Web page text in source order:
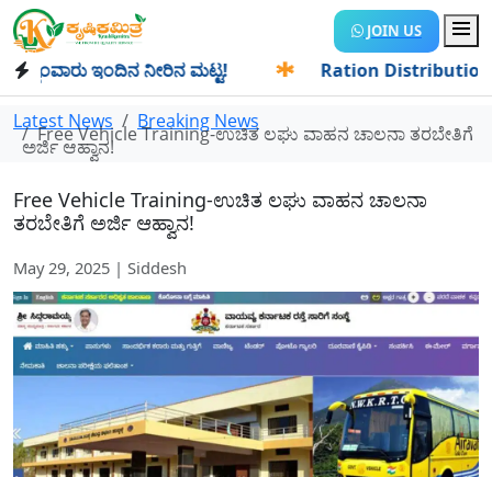
JOIN US
ಇಂದಿನ ನೀರಿನ ಮಟ್ಟ! Ration Distribution-
Latest News Breaking News
Free Vehicle Training-ಉಚಿತ ಲಘು ವಾಹನ ಚಾಲನಾ ತರಬೇತಿಗೆ
ಅರ್ಜಿ ಆಹ್ವಾನ!
Free Vehicle Training-ಉಚಿತ ಲಘು ವಾಹನ ಚಾಲನಾ
ತರಬೇತಿಗೆ ಅರ್ಜಿ ಆಹ್ವಾನ!
May 29, 2025 | Siddesh